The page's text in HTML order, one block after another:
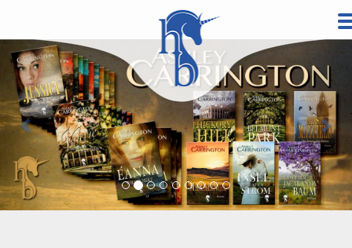
InhaltVorherige